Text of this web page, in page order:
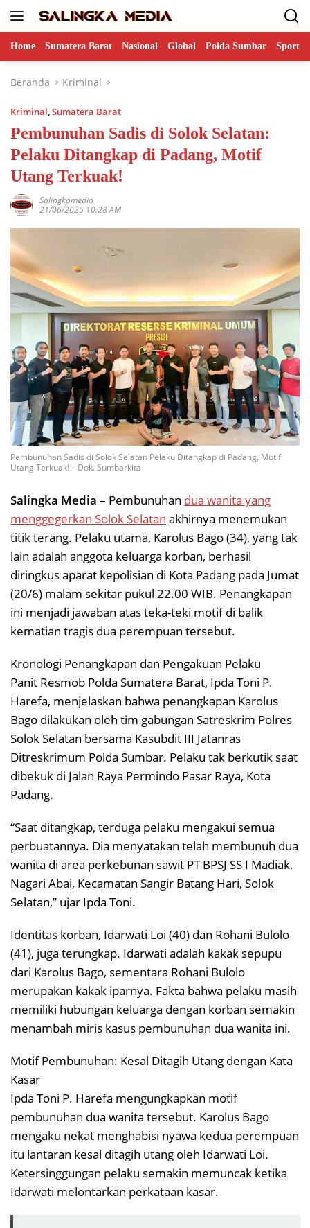
Home Sumatera Barat Nasional Global Polda Sumbar Sports
Beranda Kriminal
Kriminal,Sumatera Barat
Pembunuhan Sadis di Solok Selatan:
Pelaku Ditangkap di Padang, Motif
Utang Terkuak!
Salingkamedia
21/06/2025 10:28 AM
Pembunuhan Sadis di Solok Selatan Pelaku Ditangkap di Padang, Motif
Utang Terkuak! – Dok. Sumbarkita
Salingka Media – Pembunuhan dua wanita yang
menggegerkan Solok Selatan akhirnya menemukan
titik terang. Pelaku utama, Karolus Bago (34), yang tak
lain adalah anggota keluarga korban, berhasil
diringkus aparat kepolisian di Kota Padang pada Jumat
(20/6) malam sekitar pukul 22.00 WIB. Penangkapan
ini menjadi jawaban atas teka-teki motif di balik
kematian tragis dua perempuan tersebut.
Kronologi Penangkapan dan Pengakuan Pelaku
Panit Resmob Polda Sumatera Barat, Ipda Toni P.
Harefa, menjelaskan bahwa penangkapan Karolus
Bago dilakukan oleh tim gabungan Satreskrim Polres
Solok Selatan bersama Kasubdit III Jatanras
Ditreskrimum Polda Sumbar. Pelaku tak berkutik saat
dibekuk di Jalan Raya Permindo Pasar Raya, Kota
Padang.
“Saat ditangkap, terduga pelaku mengakui semua
perbuatannya. Dia menyatakan telah membunuh dua
wanita di area perkebunan sawit PT BPSJ SS I Madiak,
Nagari Abai, Kecamatan Sangir Batang Hari, Solok
Selatan,” ujar Ipda Toni.
Identitas korban, Idarwati Loi (40) dan Rohani Bulolo
(41), juga terungkap. Idarwati adalah kakak sepupu
dari Karolus Bago, sementara Rohani Bulolo
merupakan kakak iparnya. Fakta bahwa pelaku masih
memiliki hubungan keluarga dengan korban semakin
menambah miris kasus pembunuhan dua wanita ini.
Motif Pembunuhan: Kesal Ditagih Utang dengan Kata
Kasar
Ipda Toni P. Harefa mengungkapkan motif
pembunuhan dua wanita tersebut. Karolus Bago
mengaku nekat menghabisi nyawa kedua perempuan
itu lantaran kesal ditagih utang oleh Idarwati Loi.
Ketersinggungan pelaku semakin memuncak ketika
Idarwati melontarkan perkataan kasar.